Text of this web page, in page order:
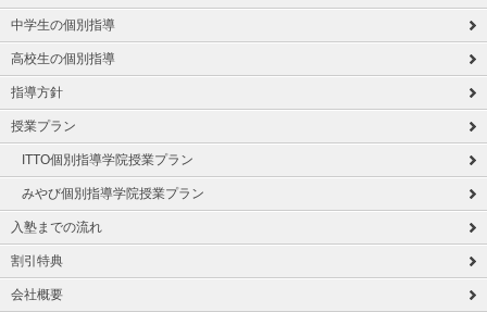
中学生の個別指導
高校生の個別指導
指導方針
授業プラン
ITTO個別指導学院授業プラン
みやび個別指導学院授業プラン
入塾までの流れ
割引特典
会社概要